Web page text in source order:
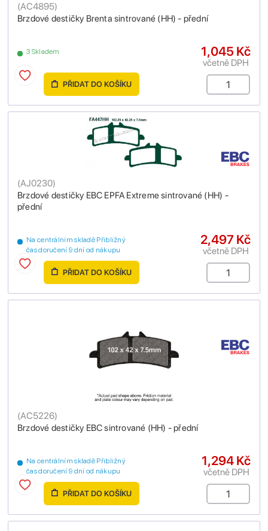
Brzdové destičky Brenta sintrované (HH) - přední
(AC4895)
3 Skladem 1,045 Kč
včetně DPH
PŘIDAT DO KOŠÍKU
Brzdové destičky EBC EPFA Extreme sintrované (HH) -
přední
(AJ0230)
Na centrálním skladě Přibližný
čas doručení 9 dní od nákupu
2,497 Kč
včetně DPH
PŘIDAT DO KOŠÍKU
Brzdové destičky EBC sintrované (HH) - přední
(AC5226)
Na centrálním skladě Přibližný
čas doručení 9 dní od nákupu
1,294 Kč
včetně DPH
PŘIDAT DO KOŠÍKU